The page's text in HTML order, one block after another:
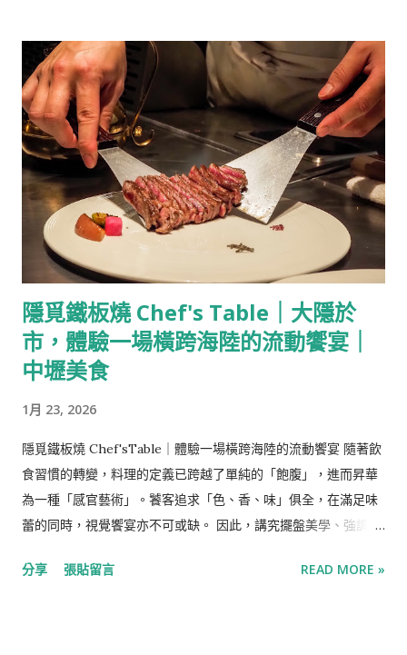
無界」標識的小鬍子則是她迷人的特色。 芙烈達出生在20世紀初
的墨西哥城，家境小康，在墨西哥的改革與變動裡成長，她因生
病而從小不良於行，並曾因遭受欺凌而短暫自卑，但父親對她的
陪伴與照顧讓她走出傷痛，像常人一樣生活並且自信又神采奕
奕，她在15歲時進入墨西哥最好的高中就讀，在哪裡遇上了初
戀，他們談論青春、政治與理想，芙烈達還有著成為醫生的夢
想。 而真正影響她人生的意外在她18歲的時候降臨，芙烈達乘坐
的巴士與一輛電車相撞，在這場車禍裡，她的脊椎被折成三段，
頸椎碎裂，一隻腳也被壓碎，一根金屬扶手穿進她的腹部，直穿
透她的陰部，她當時男友形容現場怵目驚心並且沒有人相信芙烈
達能活下來，而芙烈達也在往後的日子裡，因為這場車禍歷經了
無數次大小手術。 車禍後的芙烈達歷經了漫長的苦難與治療，並
在治療期間開始接觸藝術，開始透過繪畫紀錄自己的生活與情
感，當時的她還是一個普通的女學生，因為突然其來的意外與失
戀悲痛欲絕，她將生命裡的磨難吸收作養分，將血淋淋的傷痕融
義的政治立場，他們是彼此的繆思，他們愛得死去活來但又荒唐
​隱覓鐵板燒 Chef's Table｜大隱於
市，體驗一場橫跨海陸的流動饗宴｜
中壢美食
1月 23, 2026
隱覓鐵板燒 Chef'sTable｜體驗一場橫跨海陸的流動饗宴 隨著飲
食習慣的轉變，料理的定義已跨越了單純的「飽腹」，進而昇華
為一種「感官藝術」。饕客追求「色、香、味」俱全，在滿足味
蕾的同時，視覺饗宴亦不可或缺。 因此，講究擺盤美學、強調主
寵兒。這股風潮從街頭巷尾林立的「無菜單料理」中可見一斑，
分享 張貼留言 READ MORE »